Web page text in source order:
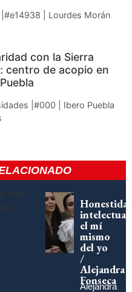
|#e14938 | Lourdes Morán
con la Sierra
centro de acopio en
|#000 | Ibero Puebla
was
intelectual:
el mí
mismo
del yo
/
Alejandra
Fonseca
Alejandra